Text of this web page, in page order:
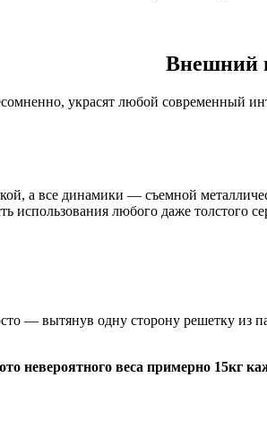
Внешний
украсят любой современный
а все динамики — съемной
использования любого даже толстого
— вытянув одну сторону решетку из
невероятного веса примерно 15кг